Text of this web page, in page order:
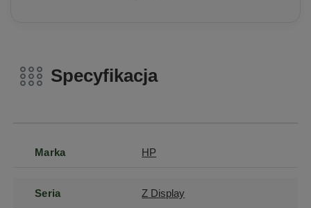
Specyfikacja
Marka HP
Seria Z Display